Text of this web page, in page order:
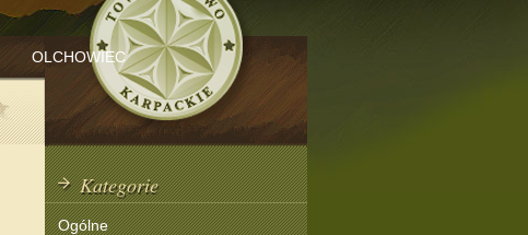
OLCHOWIEC
Kategorie
Ogólne